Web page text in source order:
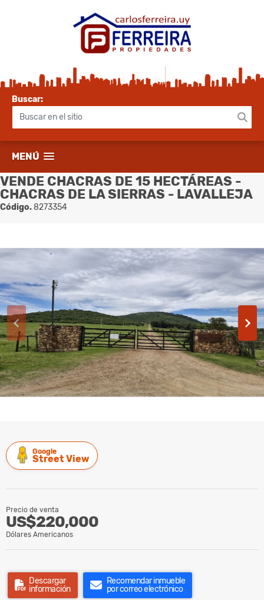
Buscar:
MENÚ
VENDE CHACRAS DE 15 HECTÁREAS -
CHACRAS DE LA SIERRAS - LAVALLEJA
Código.8273354
Google
Street View
Precio de venta
US$220,000
Dólares Americanos
Descargar
información
Recomendar inmueble
por correo electrónico